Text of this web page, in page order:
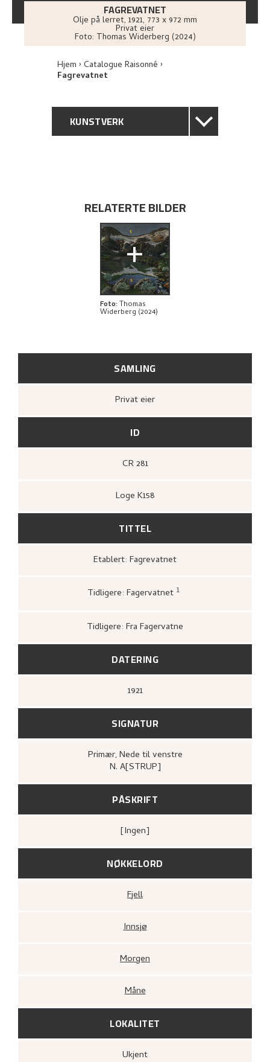
FAGREVATNET
Olje på lerret, 1921, 773 x 972 mm
Privat eier
Foto: Thomas Widerberg (2024)
Hjem Catalogue Raisonné
Fagrevatnet
KUNSTVERK
PROVENIENS
UTSTILLINGSHISTORIE
BIBLIOGRAFI
RELATERTE KUNSTVERK
SAMLING
Privat eier
ID
CR 281
Loge K158
TITTEL
Etablert: Fagrevatnet
Tidligere: Fagervatnet 1
Kunstnernes Hus, 1955),
Tidligere: Fra Fagervatne
DATERING
1921
SIGNATUR
Primær, Nede til venstre
N. A[STRUP]
PÅSKRIFT
[ingen]
RELATERTE BILDER
+
Foto: Thomas
Widerberg (2024)
NØKKELORD
Fjell
Innsjø
Morgen
Måne
LOKALITET
Ukjent